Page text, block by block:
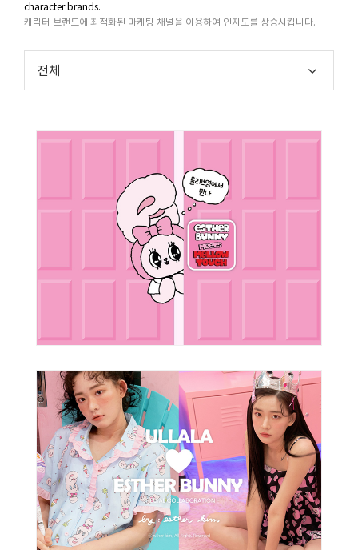
character brands.
캐릭터 브랜드에 최적화된 마케팅 채널을 이용하여 인지도를 상승시킵니다.
전체